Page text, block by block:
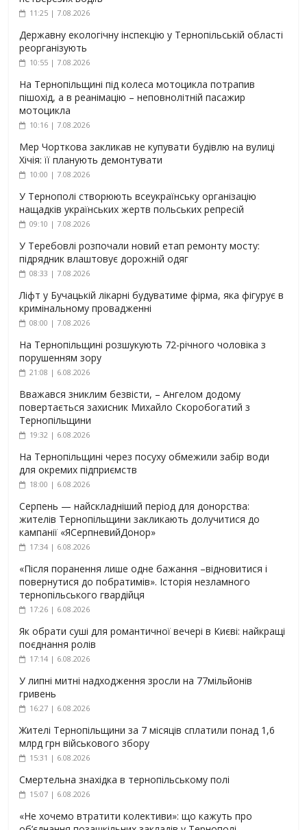
11:25 | 7.08.2026
Державну екологічну інспекцію у Тернопільській області
реорганізують
10:55 | 7.08.2026
На Тернопільщині під колеса мотоцикла потрапив
пішохід, а в реанімацію – неповнолітній пасажир
мотоцикла
10:16 | 7.08.2026
Мер Чорткова закликав не купувати будівлю на вулиці
Хічія: її планують демонтувати
10:00 | 7.08.2026
У Тернополі створюють всеукраїнську організацію
нащадків українських жертв польських репресій
09:10 | 7.08.2026
У Теребовлі розпочали новий етап ремонту мосту:
підрядник влаштовує дорожній одяг
08:33 | 7.08.2026
Ліфт у Бучацькій лікарні будуватиме фірма, яка фігурує в
кримінальному провадженні
08:00 | 7.08.2026
На Тернопільщині розшукують 72-річного чоловіка з
порушенням зору
21:08 | 6.08.2026
Вважався зниклим безвісти, – Ангелом додому
повертається захисник Михайло Скоробогатий з
Тернопільщини
19:32 | 6.08.2026
На Тернопільщині через посуху обмежили забір води
для окремих підприємств
18:00 | 6.08.2026
Серпень — найскладніший період для донорства:
жителів Тернопільщини закликають долучитися до
кампанії «ЯСерпневийДонор»
17:34 | 6.08.2026
«Після поранення лише одне бажання –відновитися і
повернутися до побратимів». Історія незламного
тернопільського гвардійця
17:26 | 6.08.2026
Як обрати суші для романтичної вечері в Києві: найкращі
поєднання ролів
17:14 | 6.08.2026
У липні митні надходження зросли на 77мільйонів
гривень
16:27 | 6.08.2026
Жителі Тернопільщини за 7 місяців сплатили понад 1,6
млрд грн військового збору
15:31 | 6.08.2026
Смертельна знахідка в тернопільському полі
15:07 | 6.08.2026
«Не хочемо втратити колективи»: що кажуть про